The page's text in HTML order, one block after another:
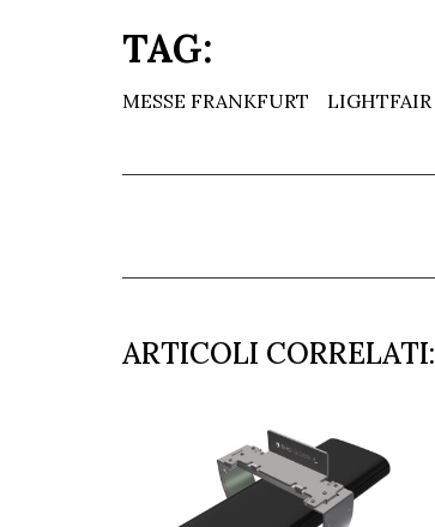
TAG:
MESSE FRANKFURT LIGHTFAIR
ARTICOLI CORRELATI: